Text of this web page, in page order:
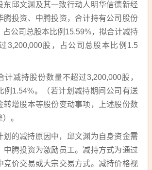
东邱文渊及其一致行动人明华信德新经
投资、中腾投资， 合计持有公司股份
占公司总股本比例 15.59%，拟合计减持
3,200,000股，占公司总股本比例 1.5
计减持股份数量不超过3,200,000股，
例 1.54%。
（若计划减持期间公司有送
转增股本等股份变动事项，上述股份数
。
划的减持原因中，邱文渊为自身资金需
中腾投资为激励员工。减持方式为通过
竞价交易或大宗交易方式。减持价格视